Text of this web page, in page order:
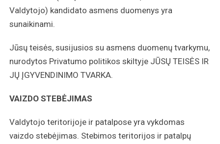
Valdytojo) kandidato asmens duomenys yra
sunaikinami.
Jūsų teisės, susijusios su asmens duomenų tvarkymu,
nurodytos Privatumo politikos skiltyje JŪSŲ TEISĖS IR
JŲ ĮGYVENDINIMO TVARKA.
VAIZDO STEBĖJIMAS
Valdytojo teritorijoje ir patalpose yra vykdomas
vaizdo stebėjimas. Stebimos teritorijos ir patalpų